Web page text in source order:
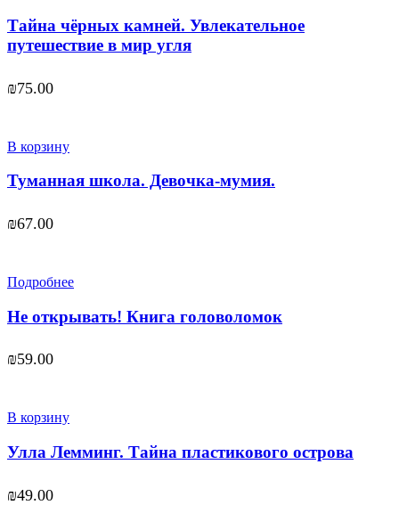
Тайна чёрных камней. Увлекательное
путешествие в мир угля
₪75.00
В корзину
Туманная школа. Девочка-мумия.
₪67.00
Подробнее
Не открывать! Книга головоломок
₪59.00
В корзину
Улла Лемминг. Тайна пластикового острова
₪49.00